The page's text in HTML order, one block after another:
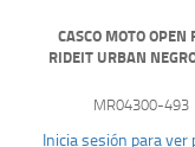
CASCO MOTO OPEN
RIDEIT URBAN
MR04300-493
Inicia sesión para ver